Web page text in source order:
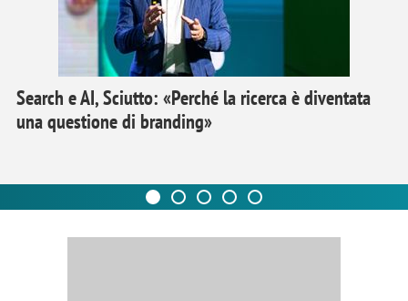
Search e AI, Sciutto: «Perché la ricerca è diventata
una questione di branding»